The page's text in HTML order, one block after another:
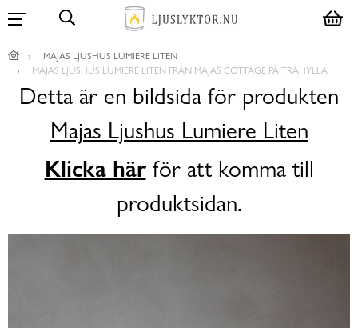
MAJAS LJUSHUS LUMIERE LITEN
MAJAS LJUSHUS LUMIERE LITEN FRÅN MAJAS COTTAGE PÅ TRÄHYLLA
Detta är en bildsida för produkten
Majas Ljushus Lumiere Liten
Klicka härför att komma till
produktsidan.